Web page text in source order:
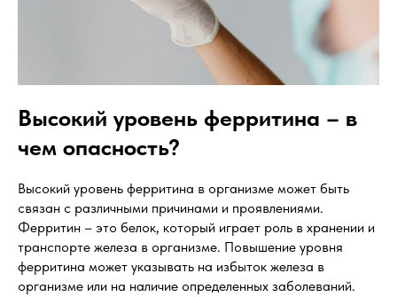
Высокий уровень ферритина – в
чем опасность?
Высокий уровень ферритина в организме может быть
связан с различными причинами и проявлениями.
Ферритин – это белок, который играет роль в хранении и
транспорте железа в организме. Повышение уровня
ферритина может указывать на избыток железа в
организме или на наличие определенных заболеваний.